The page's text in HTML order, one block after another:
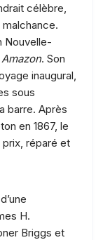
célèbre,
Nouvelle-
Amazon. Son
inaugural,
sous
barre. Après
en 1867, le
prix, réparé et
H.
Briggs et